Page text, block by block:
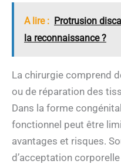
A lire : Protrusion
la reconnaissance ?
La chirurgie comprend
ou de réparation des
Dans la forme
fonctionnel peut être
avantages et risques.
d’acceptation